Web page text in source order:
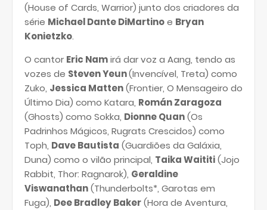
(House of Cards, Warrior) junto dos criadores da
série Michael Dante DiMartinoe Bryan
Konietzko.
O cantor Eric Namirá dar voz a Aang, tendo as
vozes de Steven Yeun(Invencível, Treta) como
Zuko, Jessica Matten(Frontier, O Mensageiro do
Último Dia) como Katara, Román Zaragoza
(Ghosts) como Sokka, Dionne Quan(Os
Padrinhos Mágicos, Rugrats Crescidos) como
Toph, Dave Bautista (Guardiões da Galáxia,
Duna) como o vilão principal, Taika Waititi(Jojo
Rabbit, Thor: Ragnarok), Geraldine
Viswanathan(Thunderbolts*, Garotas em
Fuga), Dee Bradley Baker(Hora de Aventura,